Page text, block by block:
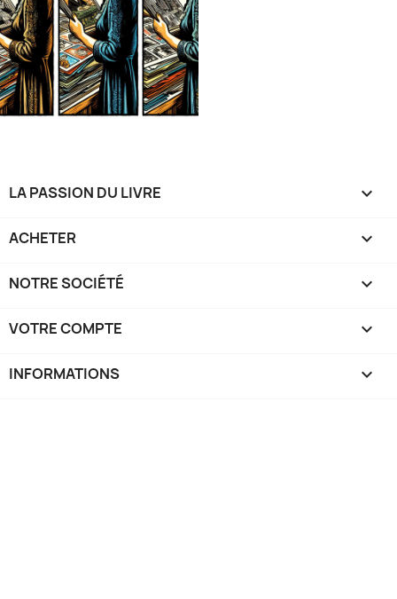
LA PASSION DU LIVRE 
ACHETER 
NOTRE SOCIÉTÉ 
VOTRE COMPTE 
INFORMATIONS keyboard_arrow_down